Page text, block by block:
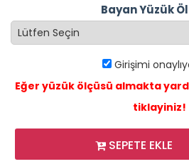
Bayan Yüzük
Girişimi
Eğer yüzük ölçüsü almakta
tiklayiniz!
SEPETE EKLE